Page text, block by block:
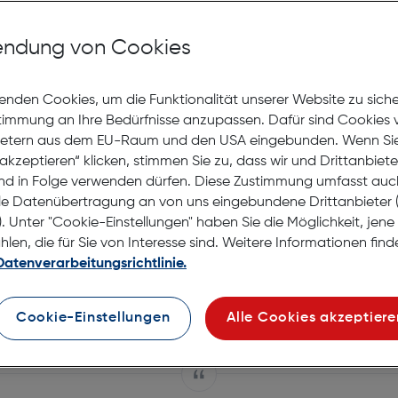
S20 Ultra -
mich mit dem Galaxy S20 und S20 Plus
in einem Beitrag zusammengefasst.
jedoch einen eigenständigen Beitrag widmen, da
möchte ich für euch der Frage nachgehen, ob
es Samsung verspricht.
von Cookies
Cookies, um die Funktionalität unserer Website zu
an Ihre Bedürfnisse anzupassen. Dafür sind Cookies
aus dem EU-Raum und den USA eingebunden. Wenn
klicken, stimmen Sie zu, dass wir und
in Folge verwenden dürfen. Diese Zustimmung umfasst
Datenübertragung an von uns eingebundene Drittanbieter
Unter "Cookie-Einstellungen" haben Sie die Möglichkeit,
die für Sie von Interesse sind. Weitere Informationen
Cookie-Einstellungen Alle Cookies